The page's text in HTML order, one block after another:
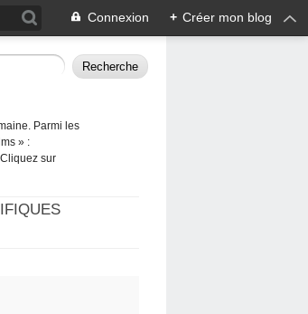
Connexion + Créer mon blog
Parmi les
» :
sur